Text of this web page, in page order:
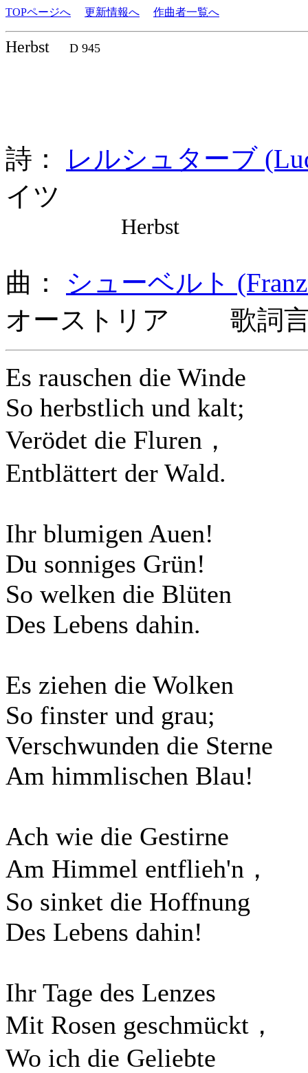
TOPページへ 更新情報へ 作曲者一覧へ
Herbst D 945
詩：
レルシュターブ
イツ
Herbst
曲： シューベルト
オーストリア 歌詞言
Es rauschen die Winde
So herbstlich und kalt;
Verödet die Fluren，
Entblättert der Wald.
Ihr blumigen Auen!
Du sonniges Grün!
So welken die Blüten
Des Lebens dahin.
Es ziehen die Wolken
So finster und grau;
Verschwunden die Sterne
Am himmlischen Blau!
Ach wie die Gestirne
Am Himmel entflieh'n，
So sinket die Hoffnung
Des Lebens dahin!
Ihr Tage des Lenzes
Mit Rosen geschmückt，
Wo ich die Geliebte